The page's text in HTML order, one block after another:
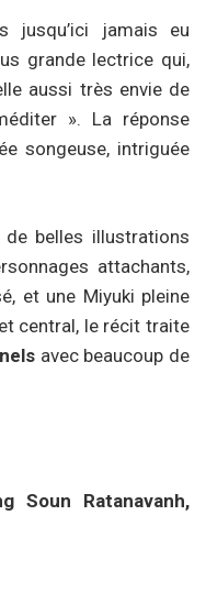
jusqu’ici jamais eu
grande lectrice qui,
aussi très envie de
». La réponse
songeuse, intriguée
belles illustrations
attachants,
et une Miyuki pleine
central, le récit traite
avec beaucoup de
Soun Ratanavanh,